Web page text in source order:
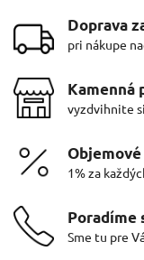
Doprava
pri nákupe
Kamenná
vyzdvihnite
1% za
Poradíme
Sme tu pre